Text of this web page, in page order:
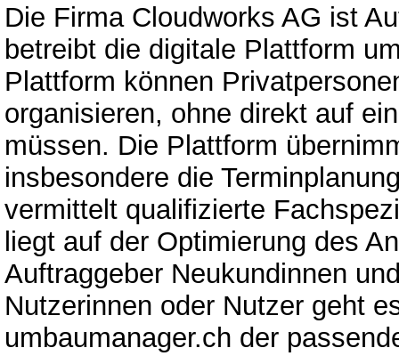
Die Firma Cloudworks AG ist
betreibt die digitale Plattform
Plattform können
organisieren, ohne direkt auf
müssen. Die Plattform
insbesondere die
vermittelt qualifizierte
liegt auf der Optimierung des
Auftraggeber Neukundinnen
Nutzerinnen oder Nutzer geht
umbaumanager.ch der